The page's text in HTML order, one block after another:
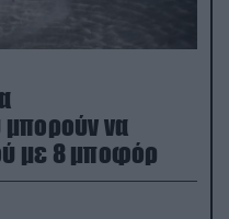
να
με 8 μποφόρ